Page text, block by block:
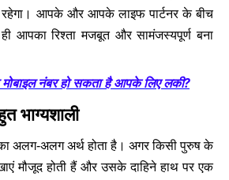
रहेगा। आपके और आपके लाइफ पार्टनर के बीच
आपका रिश्ता मजबूत और सामंजस्यपूर्ण बना
नंबर हो सकता है आपके लिए लकी?
भाग्यशाली
अलग-अलग अर्थ होता है। अगर किसी पुरुष के
मौजूद होती हैं और उसके दाहिने हाथ पर एक